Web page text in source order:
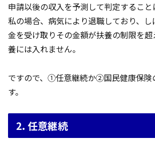
申請以後の収入を予測して判定すること
私の場合、病気により退職しており、し
金を受け取りその金額が扶養の制限を
養には入れません。
ですので、①任意継続か②国民健康保険
す。
2. 任意継続